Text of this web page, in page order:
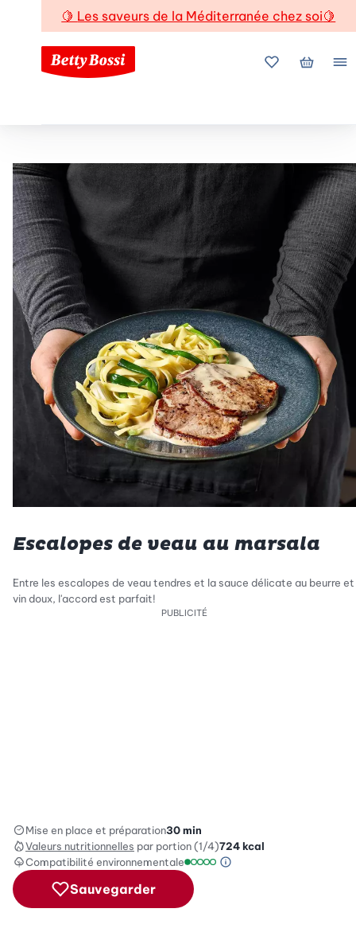
🍋 Les saveurs de la Méditerranée chez soi🍋
Mes favoris
Mon
Escalopes de veau au marsala
Entre les escalopes de veau tendres et la sauce délicate au beurre et
vin doux, l'accord est parfait!
PUBLICITÉ
Mise en place et préparation30 min
Valeurs nutritionnelles par portion (1/4)724kcal
Compatibilité environnementale
Échelle de compatibilité
Information sur
Sauvegarder